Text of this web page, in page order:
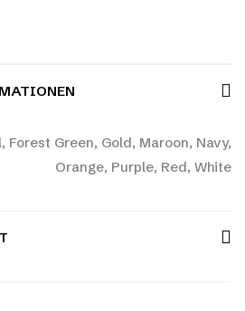
Forest Green, Gold, Maroon, Navy,
Orange, Purple, Red, White